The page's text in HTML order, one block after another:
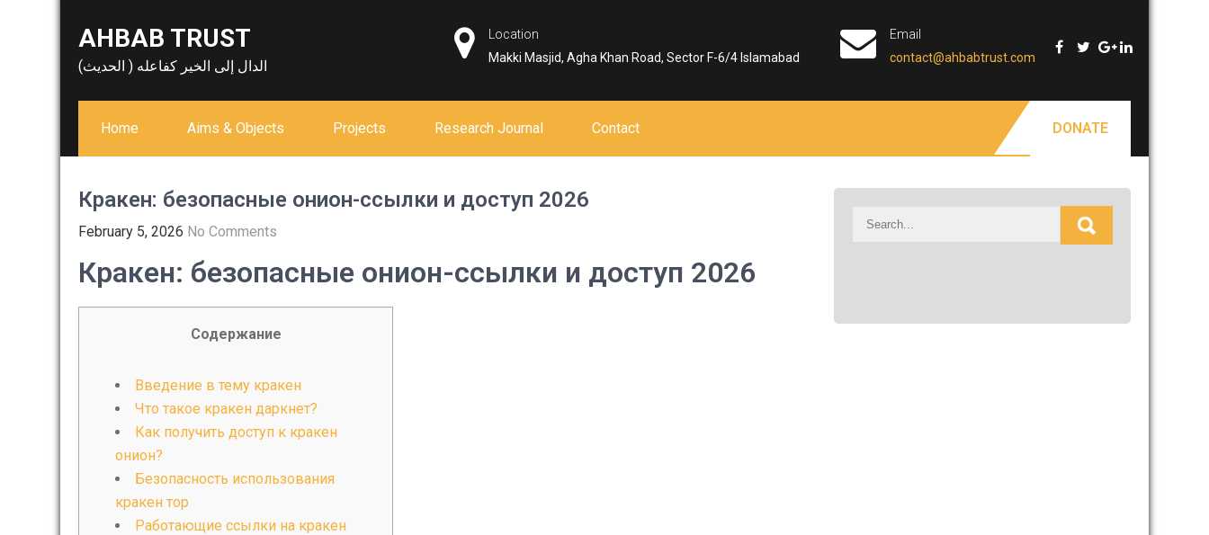
AHBAB TRUST
الدال إلى الخير كفاعله ( الحديث)
Location
Makki Masjid, Agha Khan Road, Sector F-6/4 Islamabad
Email
contact@ahbabtrust.com
Home Aims & Objects Projects Research Journal Contact DONATE
Кракен: безопасные онион-ссылки и доступ 2026
February 5, 2026 No Comments
Кракен: безопасные онион-ссылки и доступ 2026
Содержание
Введение в тему кракен
Что такое кракен даркнет?
Как получить доступ к кракен
онион?
Безопасность использования
кракен тор
Работающие ссылки на кракен